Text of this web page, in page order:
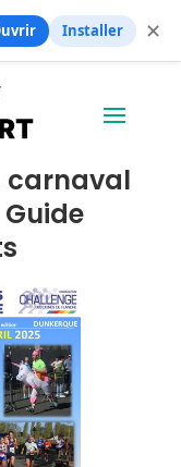
carnaval
Installer ✕